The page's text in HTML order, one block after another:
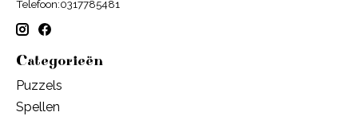
Telefoon:0317785481
Categorieën
Puzzels
Spellen